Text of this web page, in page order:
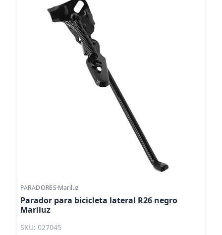
PARADORES·Mariluz
Parador para bicicleta lateral R26 negro
Mariluz
SKU: 027045